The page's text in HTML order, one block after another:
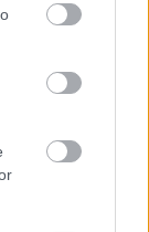
percig
is elég.
érzéssel kell
a
egy is